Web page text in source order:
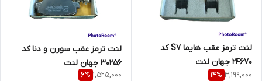
لنت ترمز عقب هایما S7 کد
24670 جهان لنت
3,199,000
14%
لنت ترمز عقب سورن و دنا کد
30256 جهان لنت
1,525,000
6%